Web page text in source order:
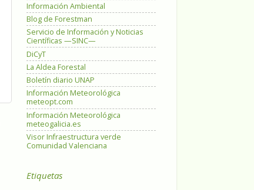
Información Ambiental
Blog de Forestman
Servicio de Información y Noticias
Científicas —SINC—
DiCyT
La Aldea Forestal
Boletín diario UNAP
Información Meteorológica
meteopt.com
Información Meteorológica
meteogalicia.es
Visor Infraestructura verde
Comunidad Valenciana
Etiquetas